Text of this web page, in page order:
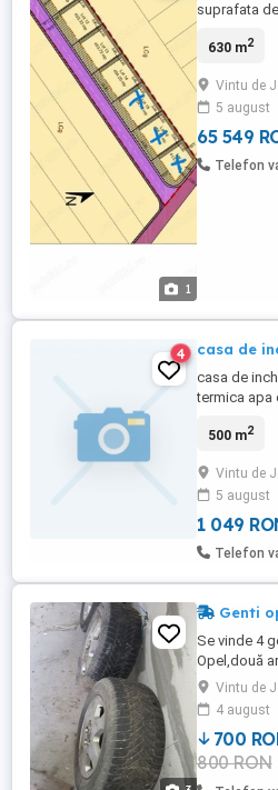
1
suprafata
constructii
12500 Euro
630 m2
Vintu de
5 august
65 549
Telefon
4 casa de
casa de
termica apa
500 m2
Vintu de
5 august
1 049
Telefon
Genti
Se vinde 4
Opel,două
vară,Vintu de
4 august
700
800 RON